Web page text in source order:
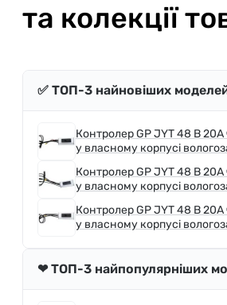
та колекції
✅ ТОП-3 найновіших
Контролер GP JYT 48 B 20А
у власному корпусі
контроль
Контролер GP JYT 48 B 20А
у власному корпусі
контроль
Контролер GP JYT 48 B 20А
у власному корпусі
❤ ТОП-3 найпопулярніших